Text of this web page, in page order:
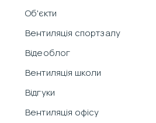
Об'єкти
Вентиляція спортзалу
Відеоблог
Вентиляція школи
Відгуки
Вентиляція офісу